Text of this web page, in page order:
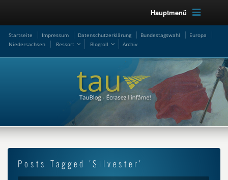
Hauptmenü
Startseite Impressum Datenschutzerklärung Bundestagswahl
Europa
Niedersachsen
Ressort Blogroll Archiv
Posts Tagged 'Silvester'